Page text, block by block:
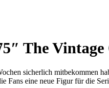
The
sicherlich mitbekommen
Fans eine neue Figur für die